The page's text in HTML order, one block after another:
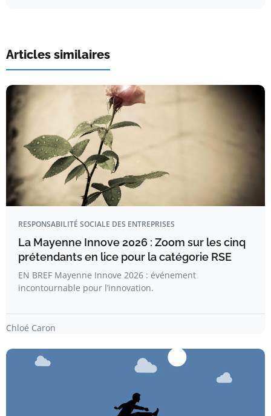
Articles similaires
RESPONSABILITÉ SOCIALE DES ENTREPRISES
La Mayenne Innove 2026 : Zoom sur les cinq
prétendants en lice pour la catégorie RSE
EN BREF Mayenne Innove 2026 : événement
incontournable pour l’innovation.
Chloé Caron